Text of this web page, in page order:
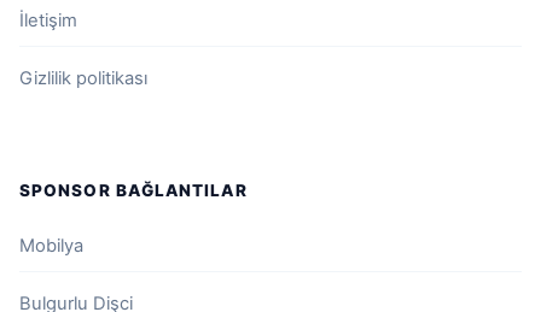
İletişim
Gizlilik politikası
SPONSOR BAĞLANTILAR
Mobilya
Bulgurlu Dişci